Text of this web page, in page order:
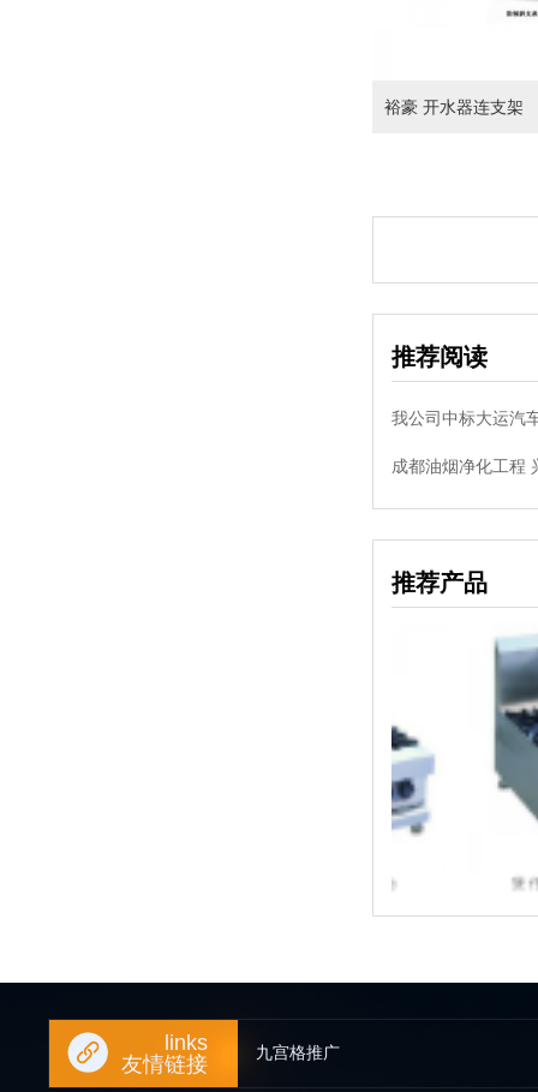
裕豪 开水器连支架
推荐阅读
我公司中标大运汽
成都油烟净化工程
推荐产品
煲仔炉（美式
links
友情链接
九宫格推广